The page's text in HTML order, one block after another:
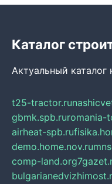
Каталог
Актуальный
t25-tractor.ru
gbmk.spb.ruromania-
airheat-spb.ru
demo.home.nov.ru
comp-land.org